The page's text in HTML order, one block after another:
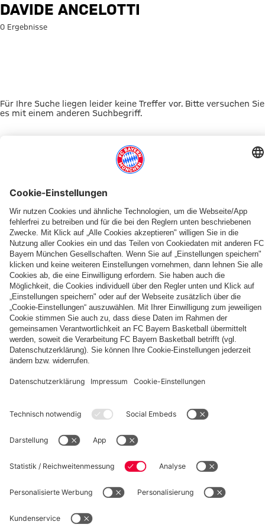
Suche: Davide Ancelotti
DAVIDE ANCELOTTI
0 Ergebnisse
Für Ihre Suche liegen leider keine Treffer vor. Bitte versuchen Sie
es mit einem anderen Suchbegriff.
DAS KÖNNTE DICH INTERESSIEREN
JETZT DOWNLOADEN
Die
FCBB-
Fan-
App
ERLEBE DEN FCBB
Tageskarten
für
Heimspiele
OUT NOW
Unser
Home
Jersey
2026/27
PARTNER
© FC Bayern München Basketball GmbH